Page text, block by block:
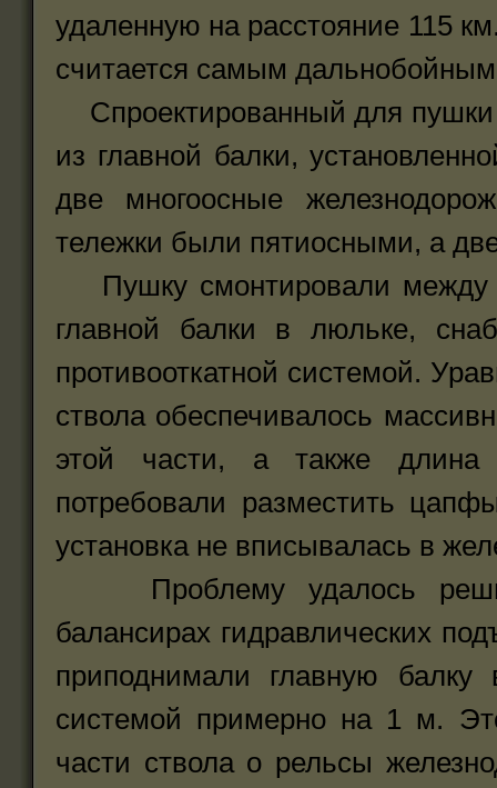
удаленную на расстояние 115
считается самым
Спроектированный для пушки
из главной балки,
две многоосные
тележки были пятиосными, а
Пушку смонтировали между
главной балки в люльке,
противооткатной системой.
ствола обеспечивалось
этой части, а также длина
потребовали разместить
установка не вписывалась в
Проблему удалось
балансирах гидравлических
приподнимали главную
системой примерно на 1 м.
части ствола о рельсы